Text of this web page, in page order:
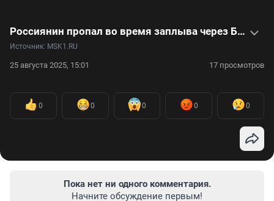
Россиянин пропал во время заплыва через Босфор: видео
Источник: MSK1.RU
25 августа 2025, 15:01 17 просмотров
0 0 0 0 0
Пока нет ни одного комментария.
Начните обсуждение первым!